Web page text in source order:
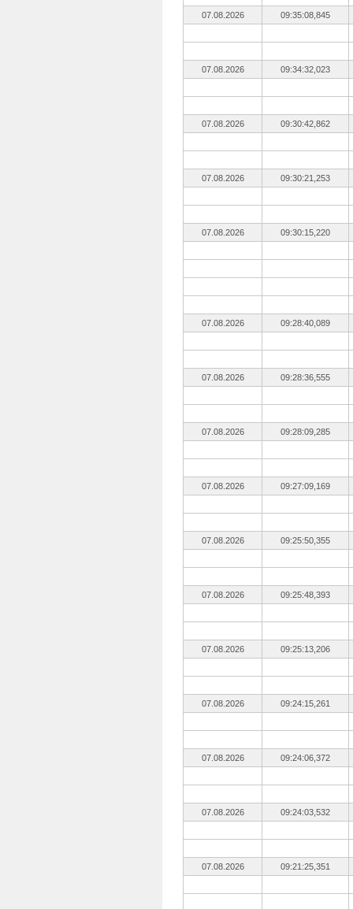
07.08.2026 09:35:08,845
07.08.2026 09:34:32,023
07.08.2026 09:30:42,862
07.08.2026 09:30:21,253
07.08.2026 09:30:15,220
07.08.2026 09:28:40,089
07.08.2026 09:28:36,555
07.08.2026 09:28:09,285
07.08.2026 09:27:09,169
07.08.2026 09:25:50,355
07.08.2026 09:25:48,393
07.08.2026 09:25:13,206
07.08.2026 09:24:15,261
07.08.2026 09:24:06,372
07.08.2026 09:24:03,532
07.08.2026 09:21:25,351